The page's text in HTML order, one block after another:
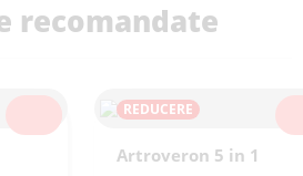
recomandate
REDUCERE
Artroveron 5 in 1